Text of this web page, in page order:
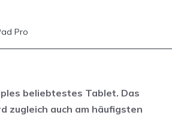
Pro
beliebtestes Tablet. Das
zugleich auch am häufigsten